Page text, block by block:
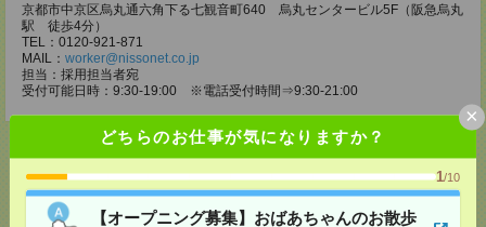
どちらのお仕事が気になりますか？
1/10
【オープニング募集】おばあちゃんのお散歩
×
京都市中京区烏丸通六角下る七観音町640 烏丸センタービル5F（阪急烏丸
駅 徒歩4分）
TEL：0120-921-871
MAIL： worker@nissonet.co.jp
担当：採用担当者宛
受付可能日時：9:30-19:00 ※電話受付時間⇒9:30-21:00
応募ページへ